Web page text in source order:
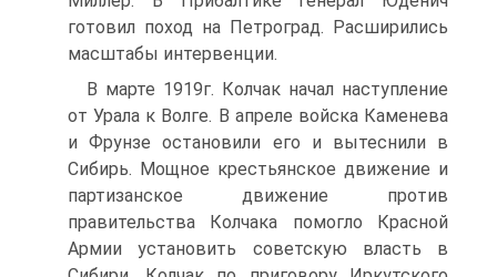
готовил поход на Петроград. Расширились
масштабы интервенции.
В марте 1919г. Колчак начал наступление
от Урала к Волге. В апреле войска Каменева
и Фрунзе остановили его и вытеснили в
Сибирь. Мощное крестьянское движение и
партизанское движение против
правительства Колчака помогло Красной
Армии установить советскую власть в